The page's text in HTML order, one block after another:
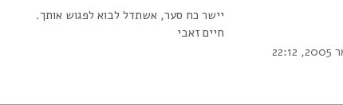
יישר כח סער, אשתדל לבוא לפגוש אותך.
חיים זאבי